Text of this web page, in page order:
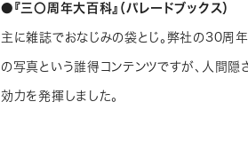
●『三〇周年大百科』（パレードブックス）
主に雑誌でおなじみの袋とじ。弊社の30周
の写真という誰得コンテンツですが、人間隠
効力を発揮しました。